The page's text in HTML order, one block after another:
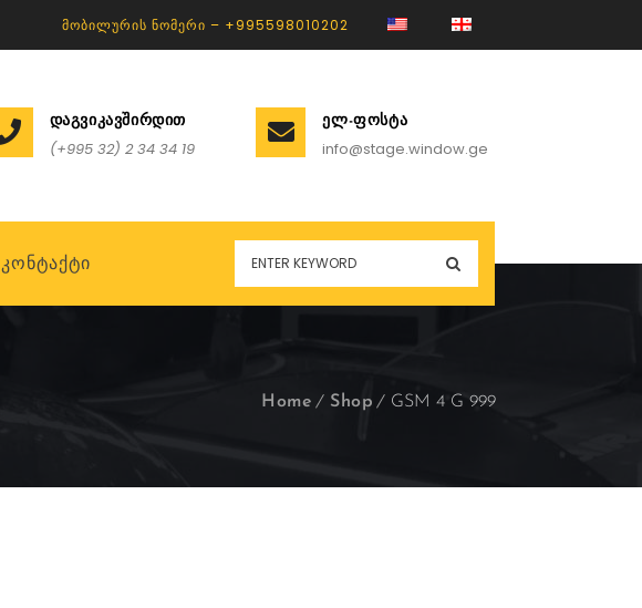
ᲛᲝᲑᲘᲚᲣᲠᲘᲡ ᲜᲝᲛᲔᲠᲘ – +995598010202
ᲓᲐᲒᲕᲘᲙᲐᲕᲨᲘᲠᲓᲘᲗ
(+995 32) 2 34 34 19
ᲔᲚ-ᲤᲝᲡᲢᲐ
info@stage.window.ge
Კონტაქტი
Home Shop GSM 4 G 999